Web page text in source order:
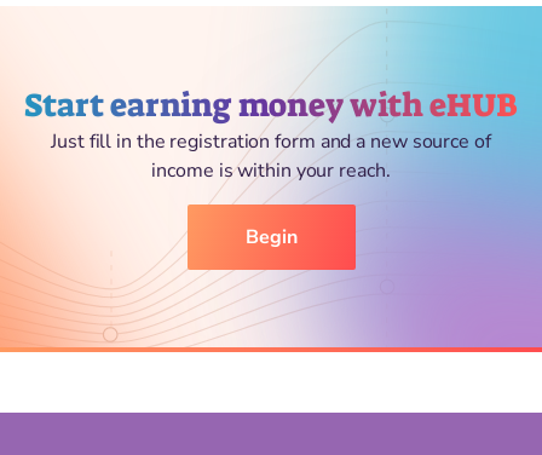
Start earning money with eHUB
Just fill in the registration form and a new source of
income is within your reach.
Begin